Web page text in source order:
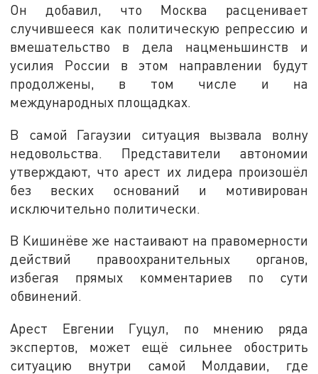
Он добавил, что Москва расценивает
случившееся как политическую репрессию и
вмешательство в дела нацменьшинств и
усилия России в этом направлении будут
продолжены, в том числе и на
международных площадках.
В самой Гагаузии ситуация вызвала волну
недовольства. Представители автономии
утверждают, что арест их лидера произошёл
без веских оснований и мотивирован
исключительно политически.
В Кишинёве же настаивают на правомерности
действий правоохранительных органов,
избегая прямых комментариев по сути
обвинений.
Арест Евгении Гуцул, по мнению ряда
экспертов, может ещё сильнее обострить
ситуацию внутри самой Молдавии, где